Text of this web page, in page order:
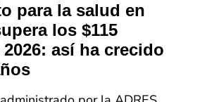
para la salud en
los $115
así ha crecido